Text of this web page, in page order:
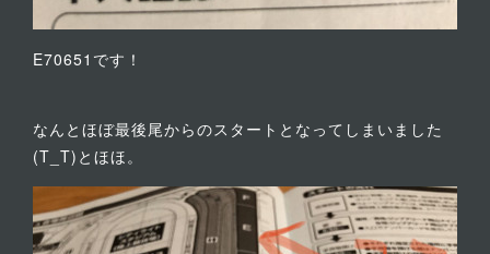
E70651です！
なんとほぼ最後尾からのスタートとなってしまいました
(T_T)とほほ。